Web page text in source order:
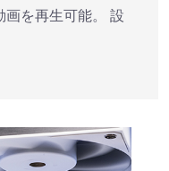
画を再生可能。 設